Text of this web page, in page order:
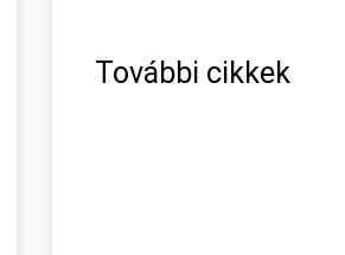
További cikkek